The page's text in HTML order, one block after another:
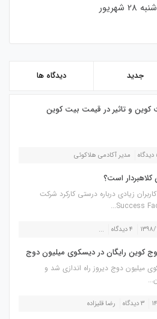
جدید دیدگاه ها
و تاثیر در قیمت بیت کوین
مدیر آکادمی هلاکوئی
کلاهبردار است؟
کاربران زیادی درباره درستی کارکرد شرکت
Success
۲۸ ۴ دیدگاه ...
کوین رایگان در دیسکوی میلیون دوج
میلیون دوج دیروز راه اندازی شد و
۳ دیدگاه رضا قلیزاده